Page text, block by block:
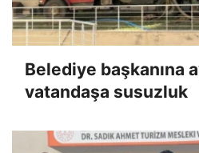
Belediye başkanına
vatandaşa susuzluk